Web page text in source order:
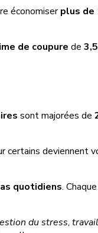
économiserplus de
de coupure de
sont majorées de
deviennent
quotidiens.
du stress,